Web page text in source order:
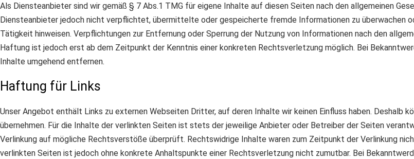
Als Diensteanbieter sind wir gemäß § 7 Abs.1 TMG für eigene Inhalte auf diesen Seiten nach den allgemeinen
Diensteanbieter jedoch nicht verpflichtet, übermittelte oder gespeicherte fremde Informationen zu überwachen
Tätigkeit hinweisen. Verpflichtungen zur Entfernung oder Sperrung der Nutzung von Informationen nach den
Haftung ist jedoch erst ab dem Zeitpunkt der Kenntnis einer konkreten Rechtsverletzung möglich. Bei
Inhalte umgehend entfernen.
Haftung für Links
Unser Angebot enthält Links zu externen Webseiten Dritter, auf deren Inhalte wir keinen Einfluss haben. Deshalb
übernehmen. Für die Inhalte der verlinkten Seiten ist stets der jeweilige Anbieter oder Betreiber der Seiten
Verlinkung auf mögliche Rechtsverstöße überprüft. Rechtswidrige Inhalte waren zum Zeitpunkt der Verlinkung
verlinkten Seiten ist jedoch ohne konkrete Anhaltspunkte einer Rechtsverletzung nicht zumutbar. Bei